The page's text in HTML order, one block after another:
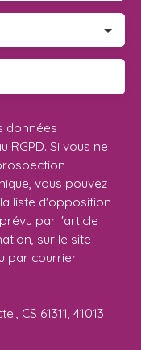
données
Si vous ne
vous pouvez
liste d'opposition
par l'article
sur le site
par courrier
CS 61311, 41013